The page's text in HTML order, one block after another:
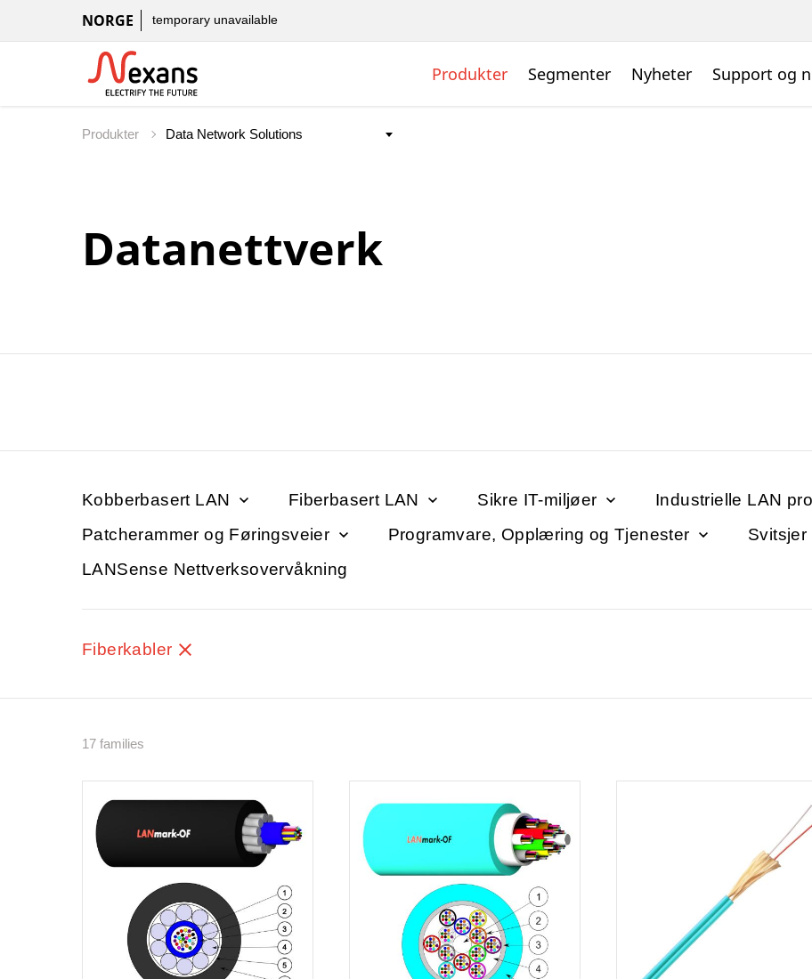
NORGE temporary unavailable
Produkter Segmenter Nyheter Support og
Produkter
Datanettverk
Kobberbasert LAN Fiberbasert LAN Sikre IT-miljøer
Industrielle LAN
Patcherammer og Føringsveier
Programvare, Opplæring og Tjenester
Svitsjer
LANSense Nettverksovervåkning
Fiberkabler
17 families